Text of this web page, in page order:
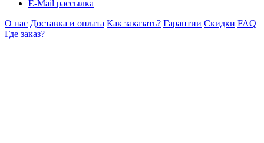
E-Mail рассылка
О нас Доставка и оплата Как заказать? Гарантии Скидки FAQ
Где заказ?